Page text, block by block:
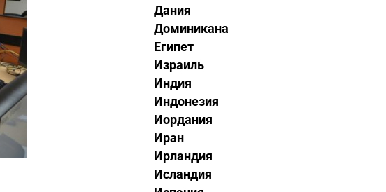
Дания
Доминикана
Египет
Израиль
Индия
Индонезия
Иордания
Иран
Ирландия
Исландия